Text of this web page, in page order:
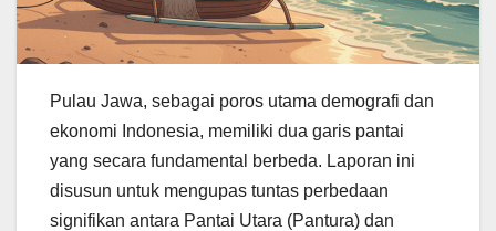
Pulau Jawa, sebagai poros utama demografi dan
ekonomi Indonesia, memiliki dua garis pantai
yang secara fundamental berbeda. Laporan ini
disusun untuk mengupas tuntas perbedaan
signifikan antara Pantai Utara (Pantura) dan